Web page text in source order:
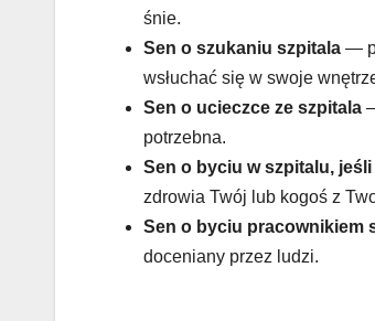
śnie.
Sen o szukaniu szpitala —
wsłuchać się w swoje
Sen o ucieczce ze szpitala
potrzebna.
Sen o byciu w szpitalu,
zdrowia Twój lub kogoś z
Sen o byciu pracownikiem
doceniany przez ludzi.